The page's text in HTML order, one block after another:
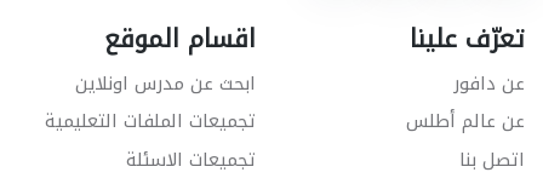
تعرّف علينا
عن دافور
عن عالم أطلس
اتصل بنا
اقسام الموقع
ابحث عن مدرس اونلاين
تجميعات الملفات التعليمية
تجميعات الاسئلة